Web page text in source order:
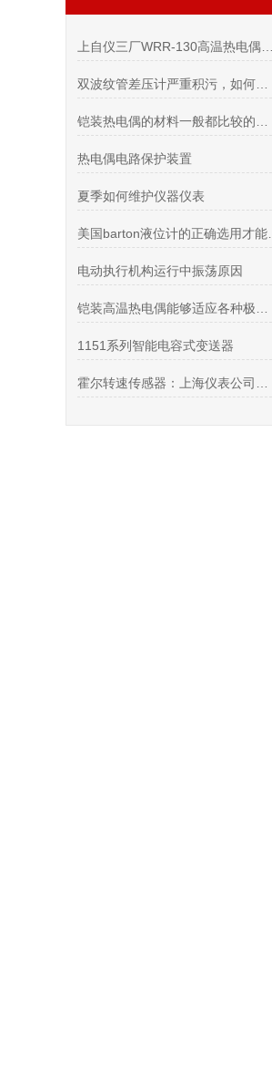
热电偶电路保护装置
夏季如何维护仪器仪表
电动执行机构运行中振荡原因
1151系列智能电容式变送器